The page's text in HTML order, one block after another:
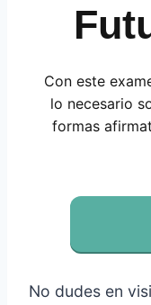
Con este
lo necesario
formas
No dudes en